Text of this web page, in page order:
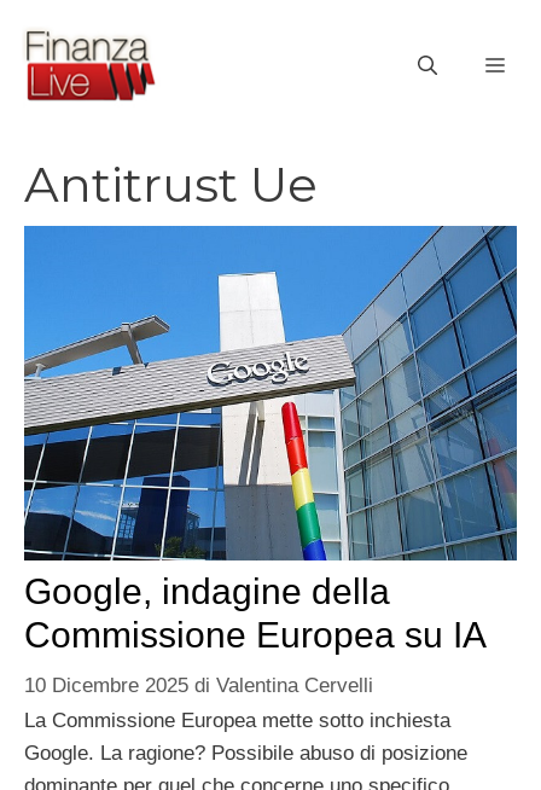
contenuto
Antitrust Ue
Google, indagine della
Commissione Europea su IA
10 Dicembre 2025 di Valentina Cervelli
La Commissione Europea mette sotto inchiesta
Google. La ragione? Possibile abuso di posizione